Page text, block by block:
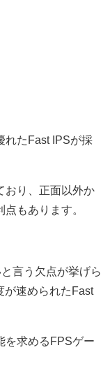
れたFast IPSが採
おり、正面以外か
もあります。
言う欠点が挙げら
が速められたFast
を求めるFPSゲー